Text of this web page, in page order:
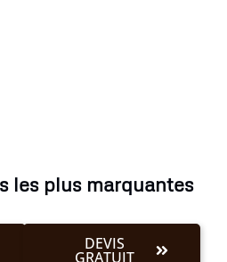
les plus marquantes
DEVIS
GRATUIT